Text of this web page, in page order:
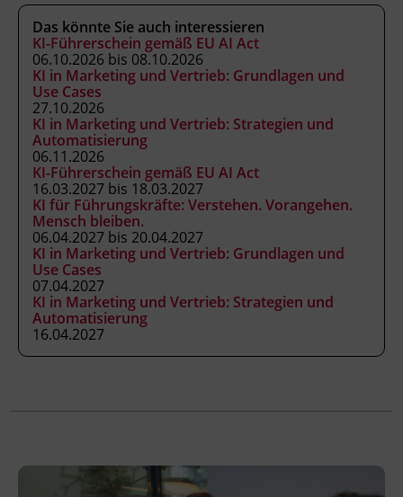
Gründer Webagentur klickbeben
Ablauf und Zeitplan:
13:00 Uhr Begrüßung
13:10 Uhr Vortrag
14:00 Uhr Pause
14:15 Uhr Vortrag
15:00 Uhr Pause und Networking
15:30 Uhr Vortrag
16:15 Uhr Pause
16:30 Uhr Vortrag
Anschließend Get-together zum
gemeinsamen Austausch
Kursformat
Das könnte Sie auch interessieren
KI-Führerschein gemäß EU AI Act
06.10.2026 bis 08.10.2026
KI in Marketing und Vertrieb: Grundlagen und
Use Cases
27.10.2026
KI in Marketing und Vertrieb: Strategien und
Automatisierung
06.11.2026
KI-Führerschein gemäß EU AI Act
16.03.2027 bis 18.03.2027
KI für Führungskräfte: Verstehen. Vorangehen.
Mensch bleiben.
06.04.2027 bis 20.04.2027
KI in Marketing und Vertrieb: Grundlagen und
Use Cases
07.04.2027
KI in Marketing und Vertrieb: Strategien und
Automatisierung
16.04.2027